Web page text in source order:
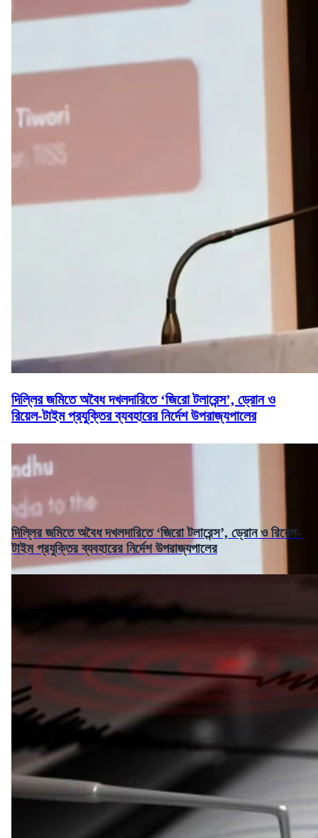
দিল্লির জমিতে অবৈধ দখলদারিতে ‘জিরো টলারেন্স’, ড্রোন ও
রিয়েল-টাইম প্রযুক্তির ব্যবহারের নির্দেশ উপরাজ্যপালের
দিল্লির জমিতে অবৈধ দখলদারিতে ‘জিরো টলারেন্স’, ড্রোন ও রিয়েল-
টাইম প্রযুক্তির ব্যবহারের নির্দেশ উপরাজ্যপালের